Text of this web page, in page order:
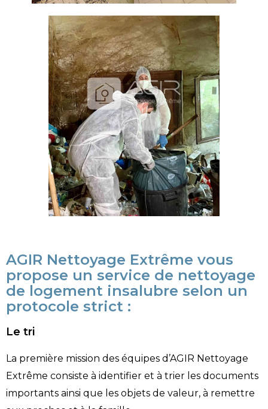
AGIR Nettoyage Extrême vous
propose un service de nettoyage
de logement insalubre selon un
protocole strict :
Le tri
La première mission des équipes d’AGIR Nettoyage
Extrême consiste à identifier et à trier les documents
importants ainsi que les objets de valeur, à remettre